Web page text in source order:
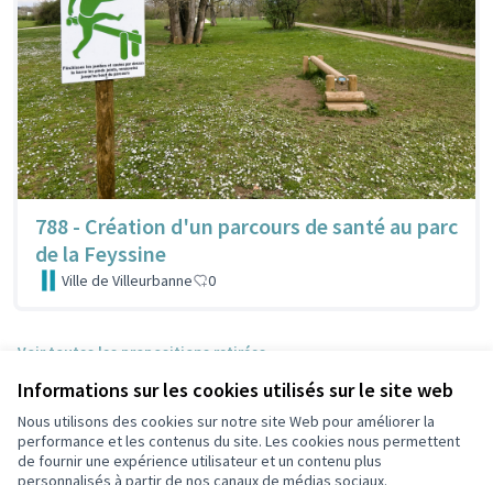
Informations sur les cookies utilisés sur le site web
Nous utilisons des cookies sur notre site Web pour améliorer la
performance et les contenus du site. Les cookies nous permettent
de fournir une expérience utilisateur et un contenu plus
personnalisés à partir de nos canaux de médias sociaux.
788 - Création d'un parcours de santé au parc
de la Feyssine
Ville de Villeurbanne 0
Voir toutes les propositions retirées
Conditions d'utilisation
Paramètres des cookies
Participez Villeurbanne sur X
Participez Villeurbanne sur Facebook
Participez Villeurbanne sur Instagram
Participez Villeurbanne sur YouTube